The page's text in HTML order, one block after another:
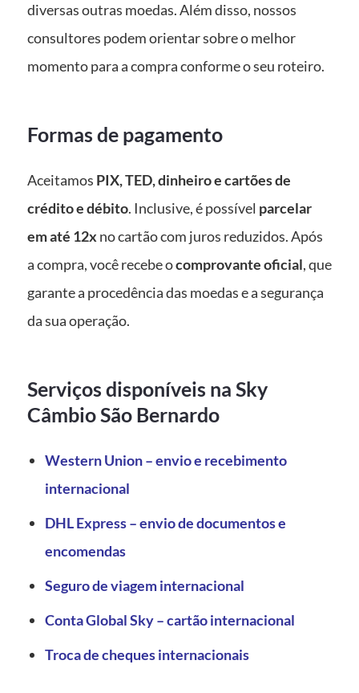
diversas outras moedas. Além disso, nossos
consultores podem orientar sobre o melhor
momento para a compra conforme o seu roteiro.
Formas de pagamento
Aceitamos PIX, TED, dinheiro e cartões de
crédito e débito. Inclusive, é possível parcelar
em até 12x no cartão com juros reduzidos. Após
a compra, você recebe ocomprovante oficial, que
garante a procedência das moedas e a segurança
da sua operação.
Serviços disponíveis na Sky
Câmbio São Bernardo
Western Union – envio e recebimento
internacional
DHL Express – envio de documentos e
encomendas
Seguro de viagem internacional
Conta Global Sky – cartão internacional
Troca de cheques internacionais